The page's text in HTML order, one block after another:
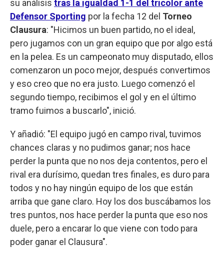
su análisis tras la igualdad 1-1 del tricolor ante
Defensor Sporting por la fecha 12 del Torneo
Clausura: "Hicimos un buen partido, no el ideal,
pero jugamos con un gran equipo que por algo está
en la pelea. Es un campeonato muy disputado, ellos
comenzaron un poco mejor, después convertimos
y eso creo que no era justo. Luego comenzó el
segundo tiempo, recibimos el gol y en el último
tramo fuimos a buscarlo", inició.
Y añadió: "El equipo jugó en campo rival, tuvimos
chances claras y no pudimos ganar; nos hace
perder la punta que no nos deja contentos, pero el
rival era durísimo, quedan tres finales, es duro para
todos y no hay ningún equipo de los que están
arriba que gane claro. Hoy los dos buscábamos los
tres puntos, nos hace perder la punta que eso nos
duele, pero a encarar lo que viene con todo para
poder ganar el Clausura".